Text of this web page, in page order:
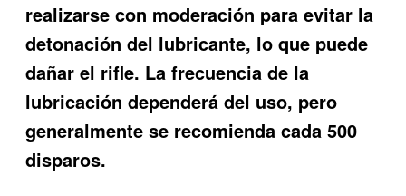
realizarse con moderación para evitar la
detonación del lubricante, lo que puede
dañar el rifle. La frecuencia de la
lubricación dependerá del uso, pero
generalmente se recomienda cada 500
disparos.